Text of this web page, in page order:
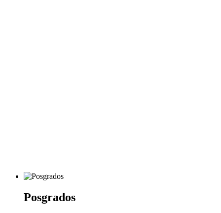
Posgrados